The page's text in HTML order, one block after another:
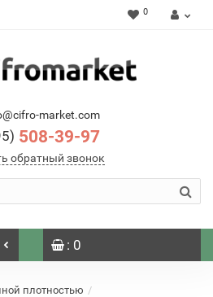
0
market.com
508-39-97
обратный звонок
: 0
плотностью